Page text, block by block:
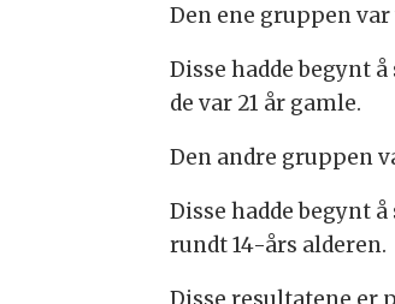
Den ene gruppen
Disse hadde begynt
de var 21 år gamle.
Den andre gruppen
Disse hadde begynt
rundt 14-års alderen.